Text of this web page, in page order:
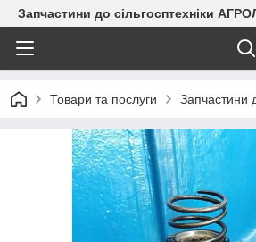
Запчастини до сільгосптехніки
Товари та послуги Запчастини